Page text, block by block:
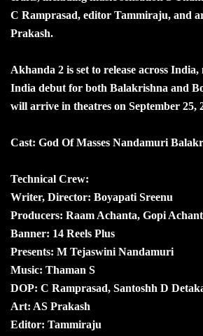
C Ramprasad, editor Tammiraju, and
Prakash.
Akhanda 2 is set to release across
India debut for both Balakrishna and
will arrive in theatres on September 25,
Cast: God Of Masses Nandamuri
Technical Crew:
Writer, Director: Boyapati Sreenu
Producers: Raam Achanta, Gopi
Banner: 14 Reels Plus
Presents: M Tejaswini Nandamuri
Music: Thaman S
DOP: C Ramprasad, Santoshh D
Art: AS Prakash
Editor: Tammiraju